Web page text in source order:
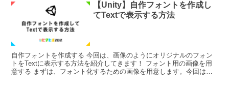
【Unity】自作フォントを作成し
てTextで表示する方法
自作フォントを作成する 今回は、画像のようにオリジナルのフォン
トをTextに表示する方法を紹介してきます！ フォント用の画像を用
意する まずは、フォント化するための画像を用意します。今回は